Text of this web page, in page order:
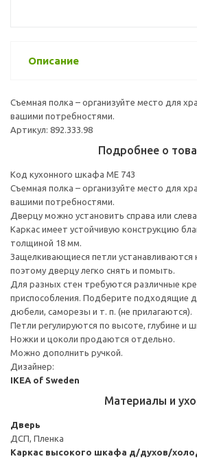
Описание
Съемная полка – организуйте место для
вашими потребностями.
Артикул: 892.333.98
Подробнее о
Код кухонного шкафа ME 743
Съемная полка – организуйте место для
вашими потребностями.
Дверцу можно установить справа или слева.
Каркас имеет устойчивую конструкцию
толщиной 18 мм.
Защелкивающиеся петли устанавливаются
поэтому дверцу легко снять и помыть.
Для разных стен требуются различные
приспособления. Подберите подходящие
дюбели, саморезы и т. п. (не прилагаются).
Петли регулируются по высоте, глубине и
Ножки и цоколи продаются отдельно.
Можно дополнить ручкой.
Дизайнер:
IKEA of Sweden
Материалы и
Дверь
ДСП, Пленка
Каркас высокого шкафа д/духов/